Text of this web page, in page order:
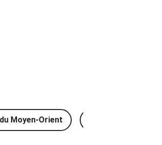
Moyen-Orient